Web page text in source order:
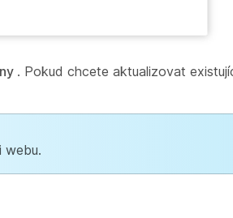
. Pokud chcete aktualizovat
webu.